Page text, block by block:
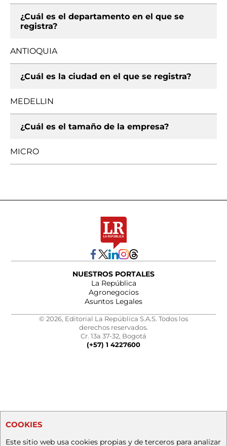
¿Cuál es el departamento en el que se
registra?
ANTIOQUIA
¿Cuál es la ciudad en el que se registra?
MEDELLIN
¿Cuál es el tamaño de la empresa?
MICRO
NUESTROS PORTALES
La República
Agronegocios
Asuntos Legales
© 2026, Editorial La República S.A.S. Todos los
derechos reservados.
Cr. 13a 37-32, Bogotá
(+57) 1 4227600
COOKIES
Este sitio web usa cookies propias y de terceros para analizar